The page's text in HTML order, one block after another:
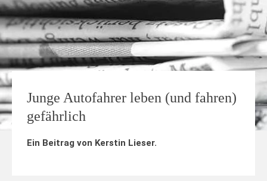
Junge Autofahrer leben (und fahren)
gefährlich
Ein Beitrag von Kerstin Lieser.